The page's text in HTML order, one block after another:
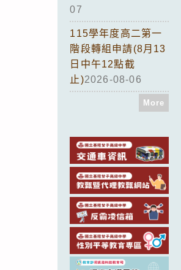
07
115學年度高二第一
階段轉組申請(8月13
日中午12點截
止)2026-08-06
More